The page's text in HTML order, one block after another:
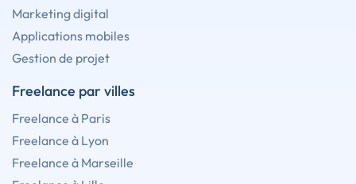
Marketing digital
Applications mobiles
Gestion de projet
Freelance par villes
Freelance à Paris
Freelance à Lyon
Freelance à Marseille